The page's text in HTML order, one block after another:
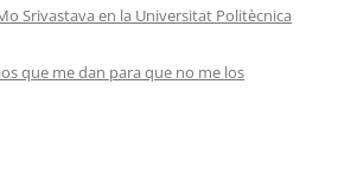
Srivastava en la Universitat Politècnica
que me dan para que no me los